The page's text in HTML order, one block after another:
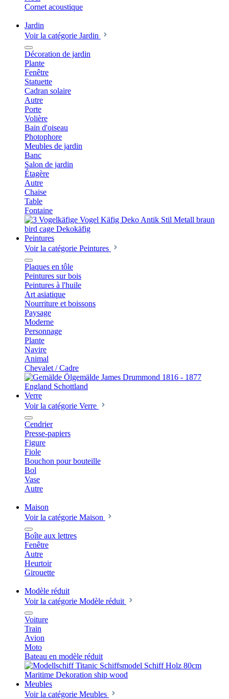
Cornet acoustique
Jardin
Voir la catégorie Jardin
Décoration de jardin
Plante
Fenêtre
Statuette
Cadran solaire
Autre
Porte
Volière
Bain d'oiseau
Photophore
Meubles de jardin
Banc
Salon de jardin
Étagère
Autre
Chaise
Table
Fontaine
Peintures
Voir la catégorie Peintures
Plaques en tôle
Peintures sur bois
Peintures à l'huile
Art asiatique
Nourriture et boissons
Paysage
Moderne
Personnage
Plante
Navire
Animal
Chevalet / Cadre
Verre
Voir la catégorie Verre
Cendrier
Presse-papiers
Figure
Fiole
Bouchon pour bouteille
Bol
Vase
Autre
Maison
Voir la catégorie Maison
Boîte aux lettres
Fenêtre
Autre
Heurtoir
Girouette
Modèle réduit
Voir la catégorie Modèle réduit
Voiture
Train
Avion
Moto
Bateau en modèle réduit
Meubles
Voir la catégorie Meubles